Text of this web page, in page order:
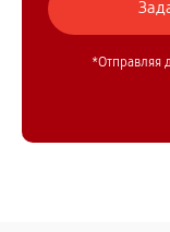
*Отправляя